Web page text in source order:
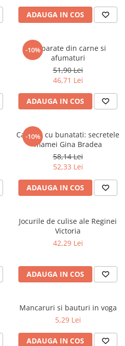
ADAUGA IN COS
-10%
Preparate din carne si
afumaturi
51,90 Lei
46,71 Lei
ADAUGA IN COS
-10%
Camara cu bunatati: secretele
mamei Gina Bradea
58,14 Lei
52,33 Lei
ADAUGA IN COS
Jocurile de culise ale Reginei
Victoria
42,29 Lei
ADAUGA IN COS
Mancaruri si bauturi in voga
5,29 Lei
ADAUGA IN COS